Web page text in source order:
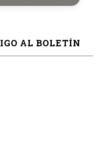
AL BOLETÍN